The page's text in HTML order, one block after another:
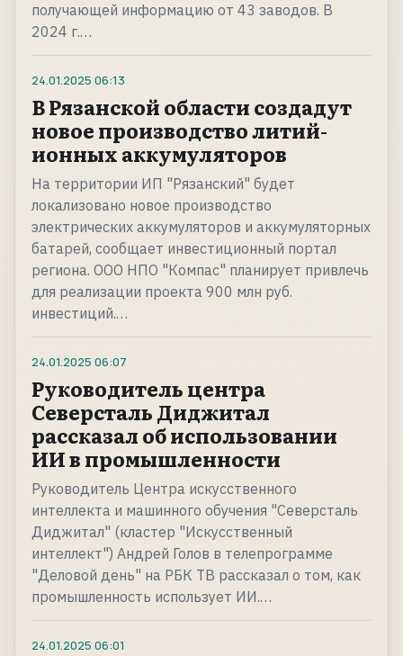
получающей информацию от 43 заводов. В
2024 г.…
24.01.2025 06:13
В Рязанской области создадут
новое производство литий-
ионных аккумуляторов
На территории ИП "Рязанский" будет
локализовано новое производство
электрических аккумуляторов и аккумуляторных
батарей, сообщает инвестиционный портал
региона. ООО НПО "Компас" планирует привлечь
для реализации проекта 900 млн руб.
инвестиций.…
24.01.2025 06:07
Руководитель центра
Северсталь Диджитал
рассказал об использовании
ИИ в промышленности
Руководитель Центра искусственного
интеллекта и машинного обучения "Северсталь
Диджитал" (кластер "Искусственный
интеллект") Андрей Голов в телепрограмме
"Деловой день" на РБК ТВ рассказал о том, как
промышленность использует ИИ.…
24.01.2025 06:01